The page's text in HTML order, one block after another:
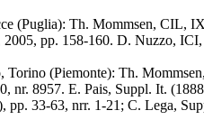
(Puglia): Th. Mommsen, CIL,
2005, pp. 158-160. D. Nuzzo,
Torino (Piemonte): Th.
nr. 8957. E. Pais, Suppl. It.
pp. 33-63, nrr. 1-21; C. Lega,